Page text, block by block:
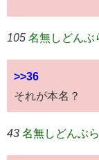
105 名無しどんぶ
>>36
それが本名？
43 名無しどんぶ